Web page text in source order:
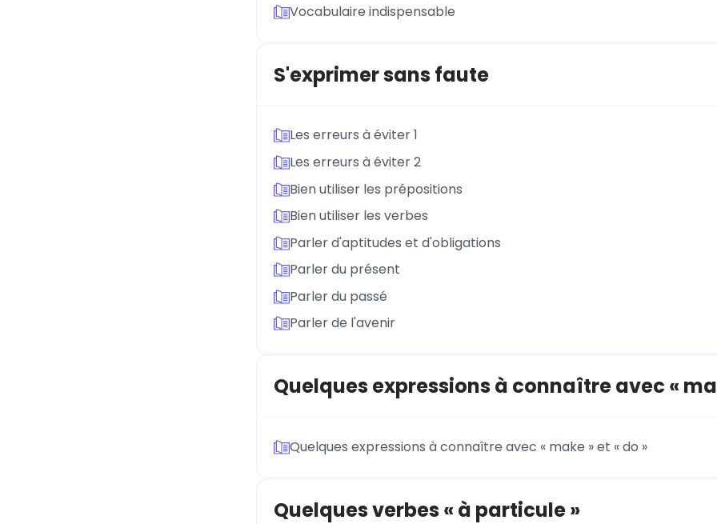
Vocabulaire indispensable
S'exprimer sans faute
Les erreurs à éviter 1
Les erreurs à éviter 2
Bien utiliser les prépositions
Bien utiliser les verbes
Parler d'aptitudes et d'obligations
Parler du présent
Parler du passé
Parler de l'avenir
Quelques expressions à connaître avec «
Quelques expressions à connaître avec « make » et « do »
Quelques verbes « à particule »